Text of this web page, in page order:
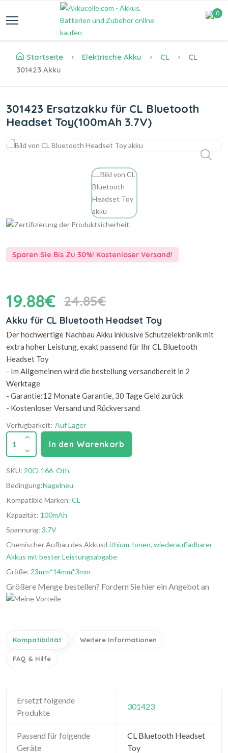
0
Startseite Elektrische Akku CL
CL
301423 Akku
301423 Ersatzakku für CL Bluetooth
Headset Toy(100mAh 3.7V)
Sparen Sie Bis Zu 30%! Kostenloser Versand!
19.88€ 24.85€
Akku für CL Bluetooth Headset Toy
Der hochwertige Nachbau Akku inklusive Schutzelektronik mit
extra hoher Leistung, exakt passend für Ihr CL Bluetooth
Headset Toy
- Im Allgemeinen wird die bestellung versandbereit in 2
Werktage
- Garantie:12 Monate Garantie, 30 Tage Geld zurück
- Kostenloser Versand und Rückversand
Verfügbarkeit: Auf Lager
1 In den Warenkorb
SKU: 20CL166_Oth
Bedingung:Nagelneu
Kompatible Marken: CL
Kapazität: 100mAh
Spannung: 3.7V
Chemischer Aufbau des Akkus:Lithium-Ionen, wiederaufladbarer
Akkus mit bester Leistungsabgabe
Größe: 23mm*14mm*3mm
Größere Menge bestellen? Fordern Sie hier ein Angebot an
Kompatibilität Weitere Informationen
FAQ & Hilfe
Ersetzt folgende
Produkte
301423
Passend für folgende
Geräte
CL Bluetooth Headset
Toy